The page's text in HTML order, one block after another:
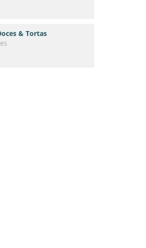
& Tortas